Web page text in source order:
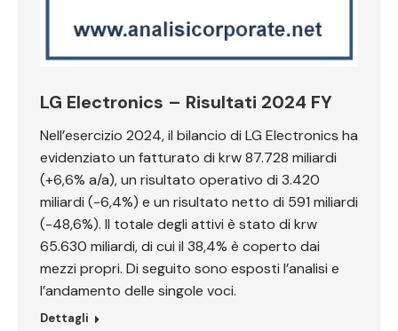
LG Electronics – Risultati 2024 FY
Nell’esercizio 2024, il bilancio di LG Electronics ha
evidenziato un fatturato di krw 87.728 miliardi
(+6,6% a/a), un risultato operativo di 3.420
miliardi (-6,4%) e un risultato netto di 591 miliardi
(-48,6%). Il totale degli attivi è stato di krw
65.630 miliardi, di cui il 38,4% è coperto dai
mezzi propri. Di seguito sono esposti l’analisi e
l’andamento delle singole voci.
Dettagli